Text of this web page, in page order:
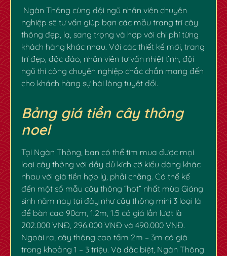
Ngàn Thông cùng đội ngũ nhân viên chuyên
nghiệp sẽ tư vấn giúp bạn các mẫu trang trí cây
thông đẹp, lạ, sang trọng và hợp với chi phí từng
khách hàng khác nhau. Với các thiết kế mới, trang
trí đẹp, độc đáo, nhân viên tư vấn nhiệt tình, đội
ngũ thi công chuyên nghiệp chắc chắn mang đến
cho khách hàng sự hài lòng tuyệt đối.
Bảng giá tiền cây thông
noel
Tại Ngàn Thông, bạn có thể tìm mua được mọi
loại cây thông với đầy đủ kích cỡ kiểu dáng khác
nhau với giá tiền hợp lý, phải chăng. Có thể kể
đến một số mẫu cây thông “hot” nhất mùa Giáng
sinh năm nay tại đây như cây thông mini 3 loại lá
để bàn cao 90cm, 1.2m, 1.5 có giá lần lượt là
202.000 VNĐ, 296.000 VNĐ và 490.000 VNĐ.
Ngoài ra, cây thông cao tầm 2m – 3m có giá
trong khoảng 1 – 3 triệu. Và đặc biệt, Ngàn Thông
✿